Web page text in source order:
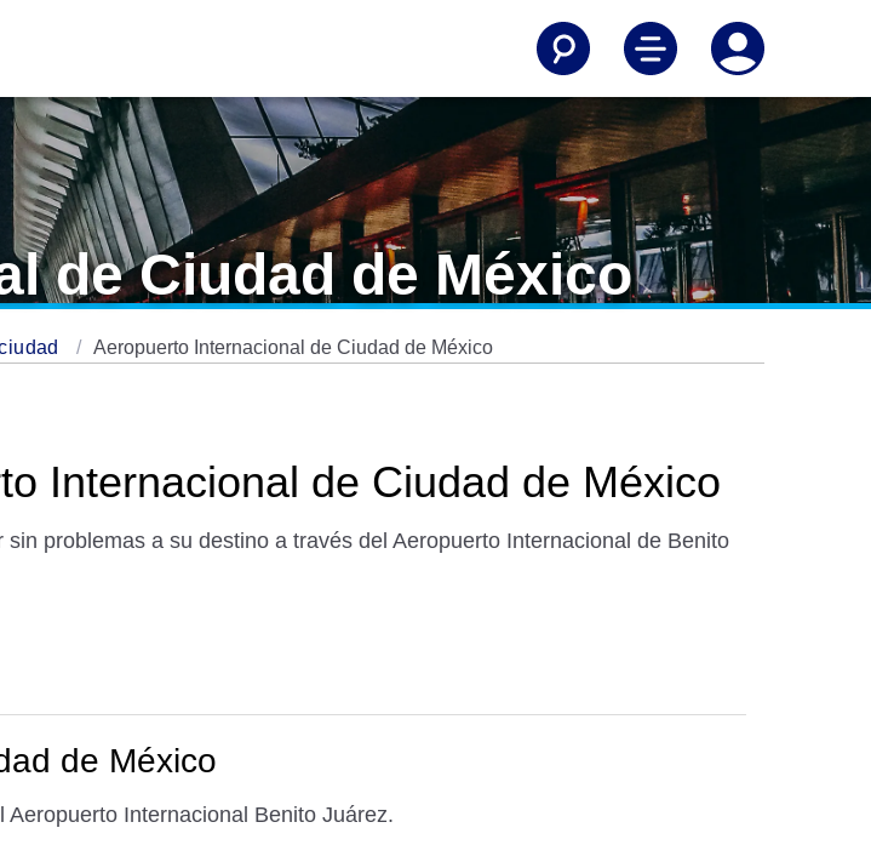
de Ciudad de México
Aeropuerto Internacional de Ciudad de México
Internacional de Ciudad de México
problemas a su destino a través del Aeropuerto Internacional de Benito
de México
Internacional Benito Juárez.